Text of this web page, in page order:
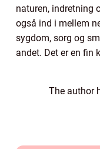
naturen, indretning
også ind i mellem
sygdom, sorg og
andet. Det er en fin
The author